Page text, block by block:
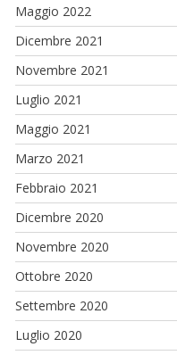
Maggio 2022
Dicembre 2021
Novembre 2021
Luglio 2021
Maggio 2021
Marzo 2021
Febbraio 2021
Dicembre 2020
Novembre 2020
Ottobre 2020
Settembre 2020
Luglio 2020